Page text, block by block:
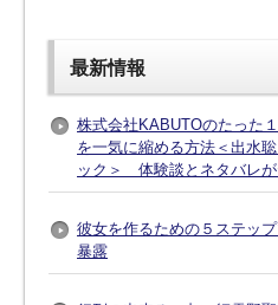
最新情報
株式会社KABUTOのたった
を一気に縮める方法＜出水
ック＞ 体験談とネタバレが
彼女を作るための５ステッ
暴露